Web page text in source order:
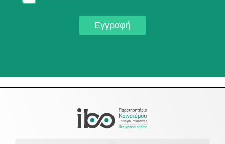
Εγγραφή